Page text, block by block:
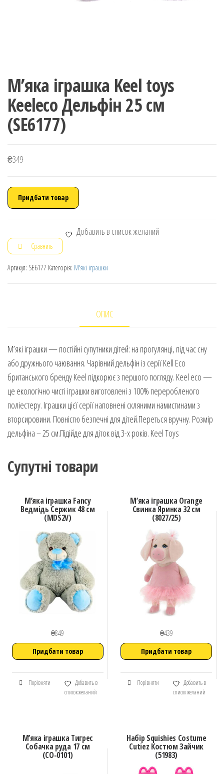
М’яка іграшка Keel toys
Keeleco Дельфін 25 см
(SE6177)
₴349
Придбати товар
Добавить в список желаний
Сравнить
Артикул: SE6177 Категорія: М'які іграшки
ОПИС
М’які іграшки — постійні супутники дітей: на прогулянці, під час сну
або дружнього чаювання. Чарівний дельфін із серії Kell Eco
британського бренду Keel підкорює з першого погляду. Keel eco —
це екологічно чисті іграшки виготовлені з 100% переробленого
поліестеру. Іграшки цієї серії наповнені скляними намистинами з
вторсировини. Повністю безпечні для дітей.Переться вручну. Розмір
дельфіна – 25 см.Підійде для діток від 3-х років. Keel Toys
Супутні товари
М’яка іграшка Fancy
Ведмідь Сержик 48 см
(MDS2V)
₴849
Придбати товар
Порівняти
Добавить в
список желаний
М’яка іграшка Orange
Свинка Яринка 32 см
(8027/25)
₴439
Придбати товар
Порівняти
Добавить в
список желаний
М’яка іграшка Тигрес
Собачка руда 17 см
(СО-0101)
Набір Squishies Costume
Cutiez Костюм Зайчик
(51983)